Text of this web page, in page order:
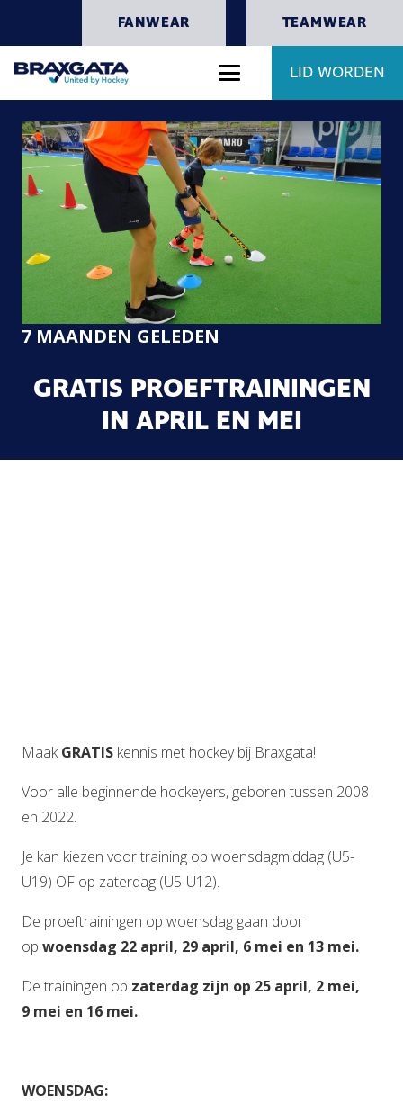
FANWEAR TEAMWEAR
LID WORDEN
7 MAANDEN GELEDEN
GRATIS PROEFTRAININGEN
IN APRIL EN MEI
Maak GRATIS kennis met hockey bij Braxgata!
Voor alle beginnende hockeyers, geboren tussen 2008
en 2022.
Je kan kiezen voor training op woensdagmiddag (U5-
U19) OF op zaterdag (U5-U12).
De proeftrainingen op woensdag gaan door
op woensdag 22 april, 29 april, 6 mei en 13 mei.
De trainingen op zaterdag zijn op 25 april, 2 mei,
9 mei en 16 mei.
WOENSDAG: